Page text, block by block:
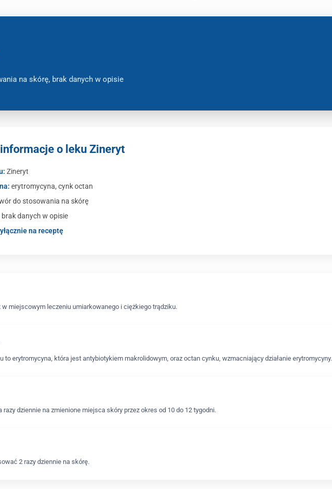
na skórę, brak danych w opisie
o leku Zineryt
Zineryt
erytromycyna, cynk octan
do stosowania na skórę
brak danych w opisie
na receptę
miejscowym leczeniu umiarkowanego i ciężkiego trądziku.
to erytromycyna, która jest antybiotykiem makrolidowym, oraz octan cynku, wzmacniający działanie erytromycyny.
dziennie na zmienione miejsca skóry przez okres od 10 do 12 tygodni.
2 razy dziennie na skórę.